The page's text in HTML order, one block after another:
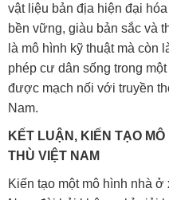
vật liệu bản địa hiện đại
bền vững, giàu bản sắc và
là mô hình kỹ thuật mà còn
phép cư dân sống trong
được mạch nối với truyền
Nam.
KẾT LUẬN, KIẾN TẠO
THÙ VIỆT NAM
Kiến tạo một mô hình nhà